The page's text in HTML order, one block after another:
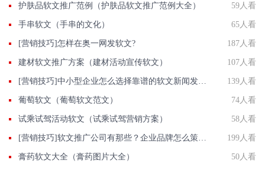
护肤品软文推广范例（护肤品软文推广范例大全） 59人看
手串软文（手串的文化） 65人看
[营销技巧]怎样在奥一网发软文? 187人看
建材软文推广方案（建材活动宣传软文） 107人看
139人看
葡萄软文（葡萄软文范文） 74人看
试乘试驾活动软文（试乘试驾营销方案） 58人看
199人看
膏药软文大全（膏药图片大全） 50人看